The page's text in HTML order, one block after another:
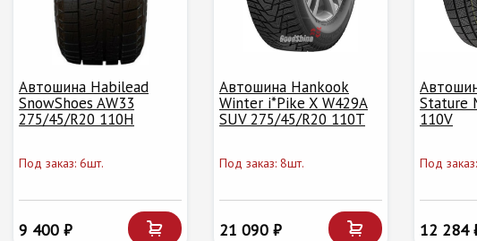
Автошина Habilead
SnowShoes AW33
275/45/R20 110H
Под заказ: 6шт.
9 400 ₽
Автошина Hankook
Winter i*Pike X W429A
SUV 275/45/R20 110T
Под заказ: 8шт.
21 090 ₽
Stature
110V
Под
12 284